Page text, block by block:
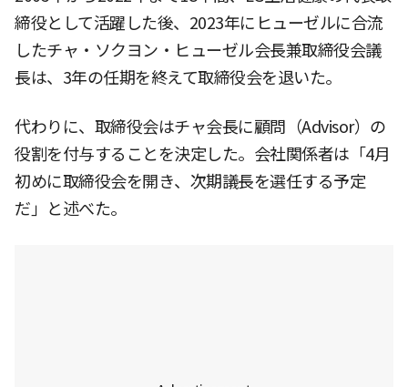
締役として活躍した後、2023年にヒューゼルに合流
したチャ・ソクヨン・ヒューゼル会長兼取締役会議
長は、3年の任期を終えて取締役会を退いた。
代わりに、取締役会はチャ会長に顧問（Advisor）の
役割を付与することを決定した。会社関係者は「4月
初めに取締役会を開き、次期議長を選任する予定
だ」と述べた。